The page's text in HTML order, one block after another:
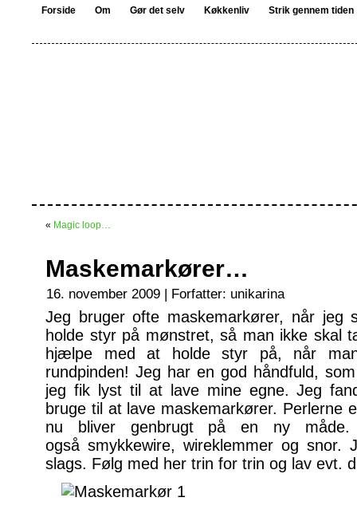
Forside Om Gør det selv Køkkenliv Strik gennem tiden
« Magic loop…
Maskemarkører…
16. november 2009 | Forfatter: unikarina
Jeg bruger ofte maskemarkører, når jeg
holde styr på mønstret, så man ikke skal
hjælpe med at holde styr på, når
rundpinden! Jeg har en god håndfuld,
jeg fik lyst til at lave mine egne. Jeg
bruge til at lave maskemarkører. Perlerne
nu bliver genbrugt på en ny
også smykkewire, wireklemmer og snor.
slags. Følg med her trin for trin og lav evt.